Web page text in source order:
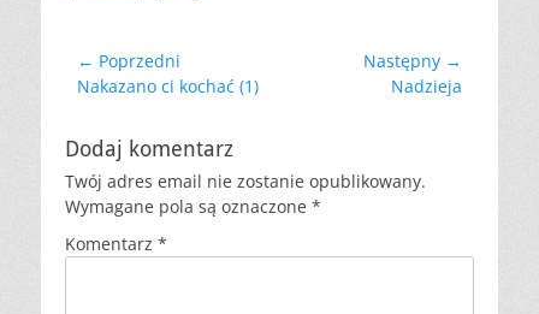
Nawigacja
wpisu
← Poprzedni
Poprzedni
Nakazano ci kochać (1)
Następny →
Nadzieja
Dodaj komentarz
Twój adres email nie zostanie opublikowany.
Wymagane pola są oznaczone *
Komentarz *